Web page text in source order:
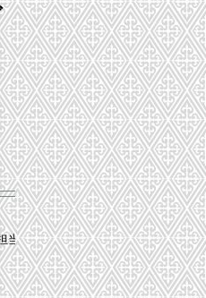
ホームページを作り
ました♪
当